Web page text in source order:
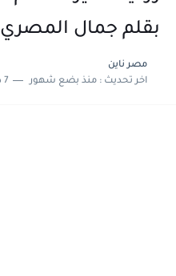
بقلم جمال المصري
مصر ناين
اخر تحديث :منذ بضع شهور 7 دقائق للقراءة